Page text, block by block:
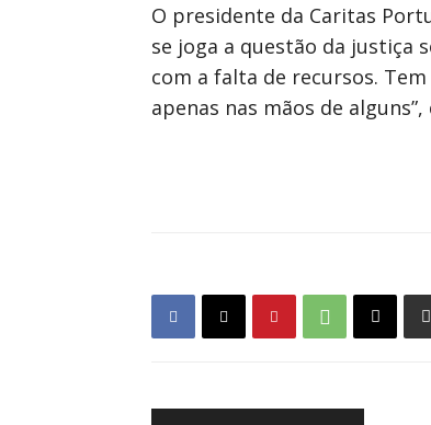
O presidente da Caritas
se joga a questão da justiça
com a falta de recursos.
apenas nas mãos de